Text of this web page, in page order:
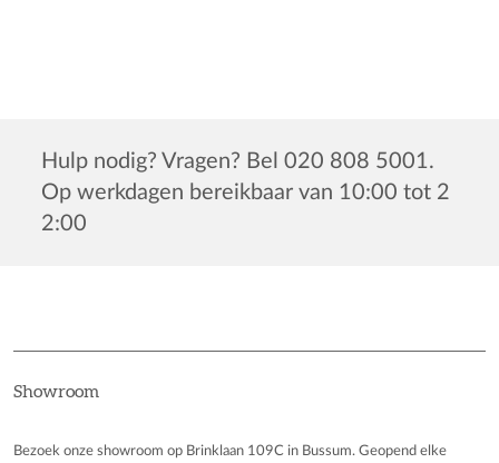
Hulp nodig? Vragen? Bel 020 808 5001.
Op werkdagen bereikbaar van 10:00 tot 2
2:00
Showroom
Bezoek onze showroom op Brinklaan 109C in Bussum. Geopend elke